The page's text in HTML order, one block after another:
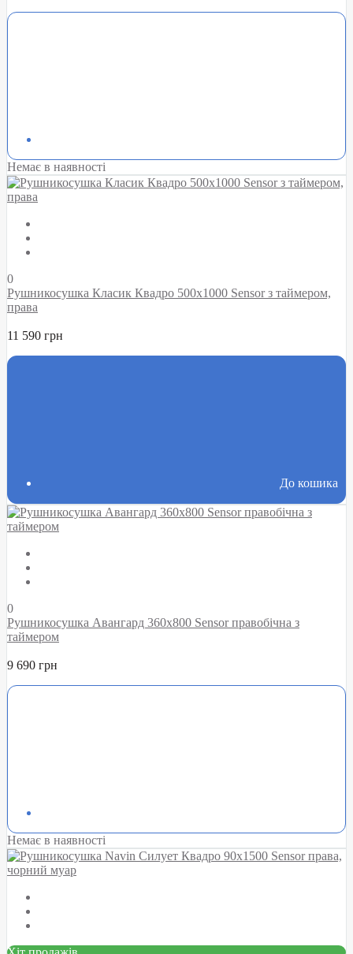
Немає в наявності
0
Рушникосушка Класик Квадро 500х1000 Sensor з таймером,
права
11 590 грн
До кошика
0
Рушникосушка Авангард 360х800 Sensor правобічна з
таймером
9 690 грн
Немає в наявності